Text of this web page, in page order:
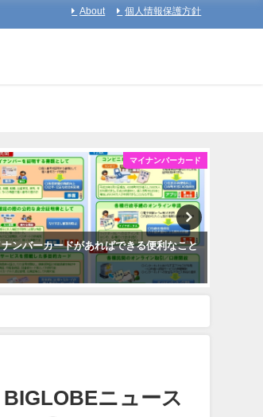
About 個人情報保護方針
マイナンバーカード
ンバーカードがあればできる便利なこと
ニュース